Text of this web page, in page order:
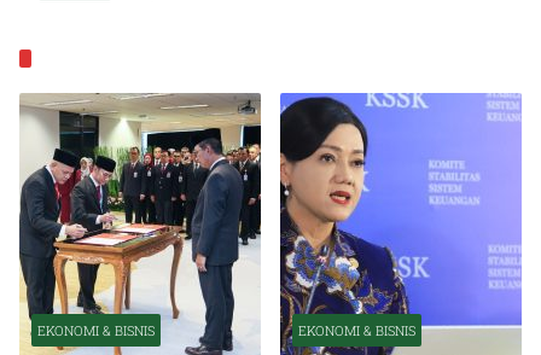
EKONOMI & BISNIS EKONOMI & BISNIS